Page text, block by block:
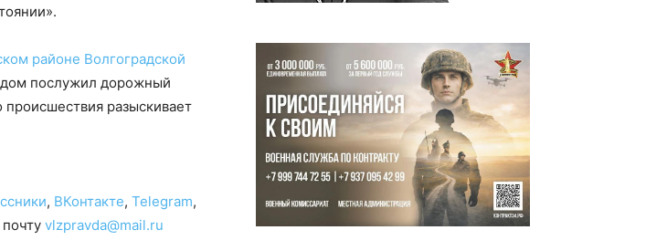
районе Волгоградской
послужил дорожный
разыскивает
, ВКонтакте, Telegram,
vlzpravda@mail.ru